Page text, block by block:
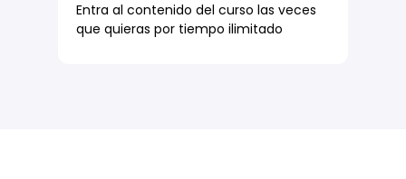
Entra al contenido del curso las veces
que quieras por tiempo ilimitado